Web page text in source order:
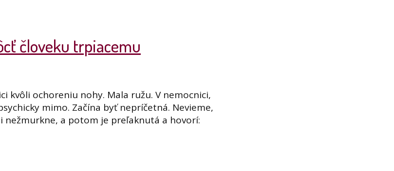
človeku trpiacemu
kvôli ochoreniu nohy. Mala ružu. V nemocnici,
mimo. Začína byť nepríčetná. Nevieme,
nežmurkne, a potom je preľaknutá a hovorí: